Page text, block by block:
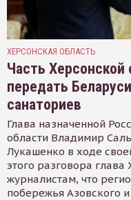
ХЕРСОНСКАЯ ОБЛАСТЬ
Часть
передать
санаториев
Глава назначенной
области Владимир
Лукашенко в ходе
этого разговора глава
журналистам, что
побережья Азовского